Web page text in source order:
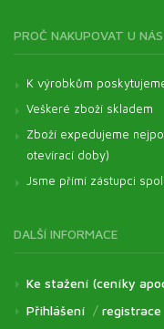
PROČ NAKUPOVAT U NÁS
K výrobkům
Veškeré zboží skladem
Zboží expedujeme
otevírací doby)
Jsme přímí zástupci
DALŠÍ INFORMACE
Ke stažení (ceníky
Přihlášení / registrace